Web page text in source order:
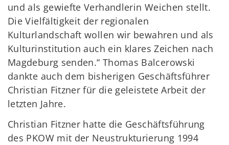
und als gewiefte Verhandlerin Weichen stellt.
Die Vielfältigkeit der regionalen
Kulturlandschaft wollen wir bewahren und als
Kulturinstitution auch ein klares Zeichen nach
Magdeburg senden.“ Thomas Balcerowski
dankte auch dem bisherigen Geschäftsführer
Christian Fitzner für die geleistete Arbeit der
letzten Jahre.
Christian Fitzner hatte die Geschäftsführung
des PKOW mit der Neustrukturierung 1994